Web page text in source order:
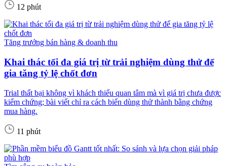
12 phút
Tăng trưởng bán hàng & doanh thu
Khai thác tối đa giá trị từ trải nghiệm dùng thử để
gia tăng tỷ lệ chốt đơn
Trial thất bại không vì khách thiếu quan tâm mà vì giá trị chưa được
kiểm chứng; bài viết chỉ ra cách biến dùng thử thành bằng chứng
mua hàng.
11 phút